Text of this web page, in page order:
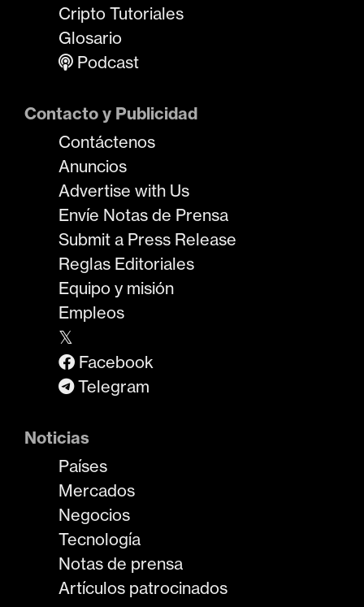
Cripto Tutoriales
Glosario
Podcast
Contacto y Publicidad
Contáctenos
Anuncios
Advertise with Us
Envíe Notas de Prensa
Submit a Press Release
Reglas Editoriales
Equipo y misión
Empleos
𝕏
Facebook
Telegram
Noticias
Países
Mercados
Negocios
Tecnología
Notas de prensa
Artículos patrocinados